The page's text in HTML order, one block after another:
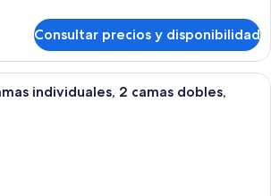
Consultar precios y disponibilidad
Habitación de hotel con dos camas,
individuales, 2 camas dobles,